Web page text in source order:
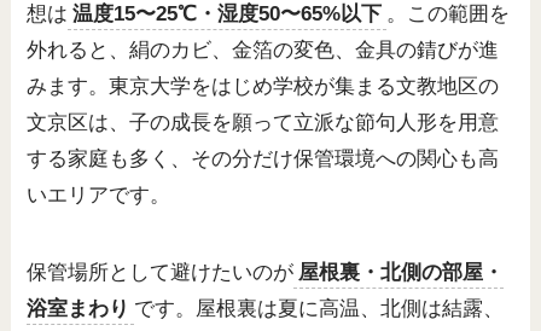
想は 温度15〜25℃・湿度50〜65%以下 。この範囲を
外れると、絹のカビ、金箔の変色、金具の錆びが進
みます。東京大学をはじめ学校が集まる文教地区の
文京区は、子の成長を願って立派な節句人形を用意
する家庭も多く、その分だけ保管環境への関心も高
いエリアです。
保管場所として避けたいのが 屋根裏・北側の部屋・
浴室まわり です。屋根裏は夏に高温、北側は結露、